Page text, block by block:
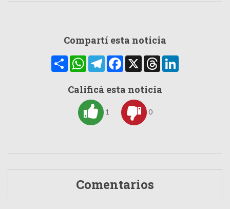
Compartí esta noticia
CompartirWhatsAppTelegramFacebook
X Threads
Calificá esta noticia
1 0
Comentarios